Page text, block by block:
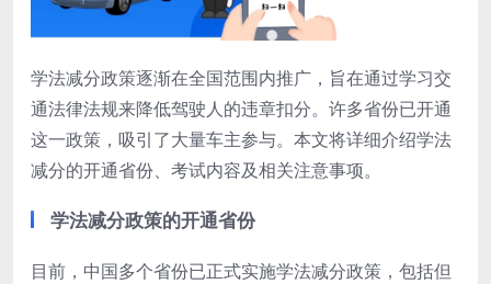
学法减分政策逐渐在全国范围内推广，旨在通过学习交
通法律法规来降低驾驶人的违章扣分。许多省份已开通
这一政策，吸引了大量车主参与。本文将详细介绍学法
减分的开通省份、考试内容及相关注意事项。
学法减分政策的开通省份
目前，中国多个省份已正式实施学法减分政策，包括但